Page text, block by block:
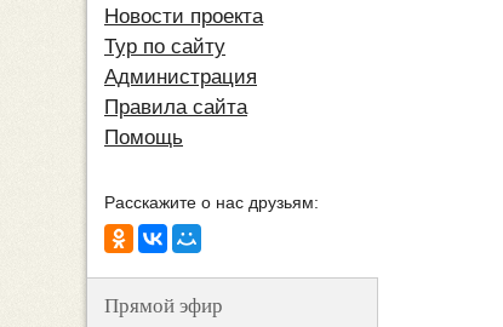
Новости проекта
Тур по сайту
Администрация
Правила сайта
Помощь
Расскажите о нас друзьям:
Прямой эфир